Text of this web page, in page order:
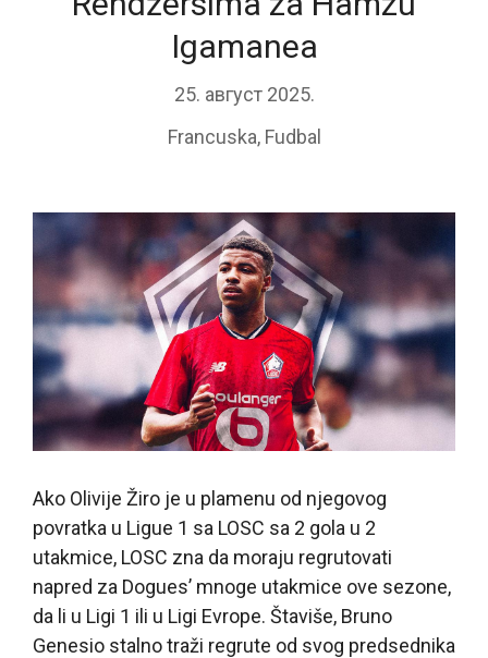
Igamanea
25. август 2025.
Francuska, Fudbal
Ako Olivije Žiro je u plamenu od njegovog
povratka u Ligue 1 sa LOSC sa 2 gola u 2
utakmice, LOSC zna da moraju regrutovati
napred za Dogues’ mnoge utakmice ove sezone,
da li u Ligi 1 ili u Ligi Evrope. Štaviše, Bruno
Genesio stalno traži regrute od svog predsednika